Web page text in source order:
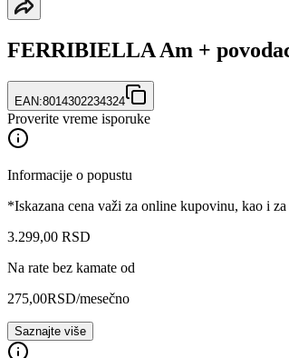
FERRIBIELLA Am +
EAN:8014302234324
Proverite vreme isporuke
Informacije o popustu
*Iskazana cena važi za online kupovinu, kao i
3.299,00 RSD
Na rate bez kamate od
275,00RSD/mesečno
Saznajte više